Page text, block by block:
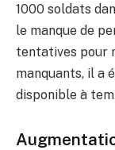
1000 soldats
le manque de
tentatives pour
manquants, il a
disponible à